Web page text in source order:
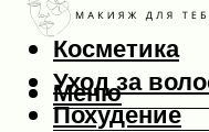
Макияж
Косметика
Уход за
Похудение
Меню